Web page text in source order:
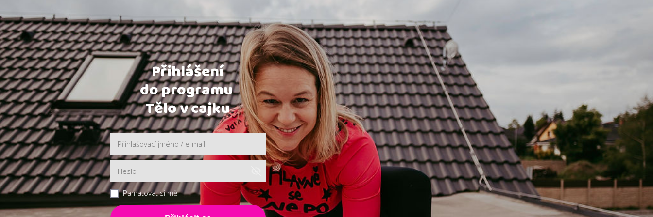
Přihlášení
do programu
Tělo v cajku
Pamatovat si mě